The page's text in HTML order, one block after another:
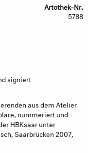
Artothek-Nr.
5788
signiert
aus dem Atelier
nummeriert und
HBKsaar unter
Saarbrücken 2007,